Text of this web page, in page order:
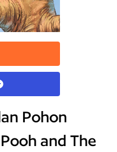
Pohon
and The